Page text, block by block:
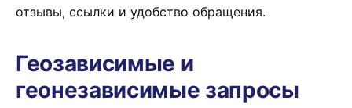
отзывы, ссылки и удобство обращения.
Геозависимые и
геонезависимые запросы